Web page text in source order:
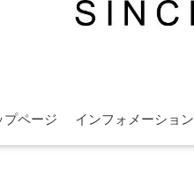
プページ インフォメーション